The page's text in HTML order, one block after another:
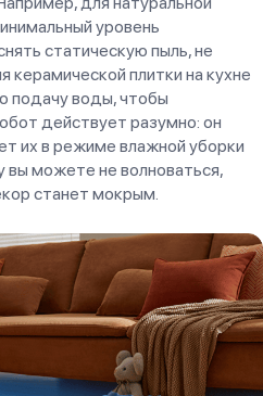
уровень
статическую пыль, не
керамической плитки на кухне
подачу воды, чтобы
действует разумно: он
их в режиме влажной уборки
вы можете не волноваться,
станет мокрым.